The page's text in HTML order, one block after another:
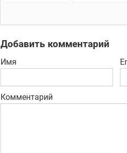
Добавить комментарий
Имя
Комментарий